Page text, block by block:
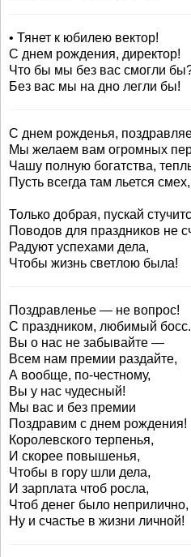
• Тянет к юбилею вектор!
С днем рождения, директор!
Что бы мы без вас смогли
Без вас мы на дно легли бы!
С днем рожденья,
Мы желаем вам огромных
Чашу полную богатства,
Пусть всегда там льется
Только добрая, пускай
Поводов для праздников не
Радуют успехами дела,
Чтобы жизнь светлою была!
Поздравленье — не вопрос!
С праздником, любимый босс.
Вы о нас не забывайте —
Всем нам премии раздайте,
А вообще, по-честному,
Вы у нас чудесный!
Мы вас и без премии
Поздравим с днем рождения!
Королевского терпенья,
И скорее повышенья,
Чтобы в гору шли дела,
И зарплата чтоб росла,
Чтоб денег было неприлично,
Ну и счастье в жизни личной!